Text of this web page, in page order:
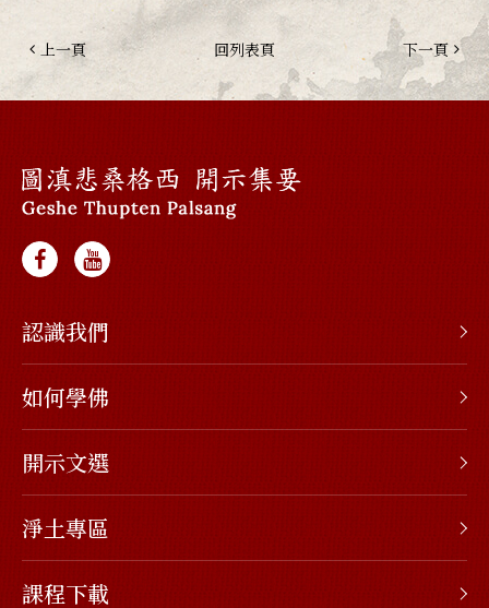
上一頁 回列表頁 下一頁
認識我們
如何學佛
開示文選
淨土專區
課程下載